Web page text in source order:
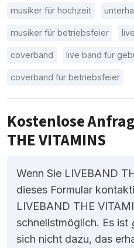
musiker für hochzeit
musiker für betriebsfeier
coverband live band für
coverband für betriebsfeier
Kostenlose
THE VITAMINS
Wenn Sie LIVEBAND
dieses Formular
LIVEBAND THE
schnellstmöglich. Es ist
sich nicht dazu, das